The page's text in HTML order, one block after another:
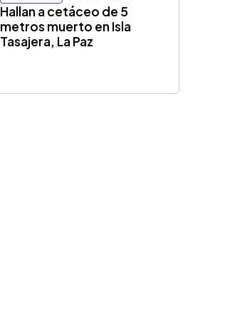
Hallan a cetáceo de 5
metros muerto en Isla
Tasajera, La Paz